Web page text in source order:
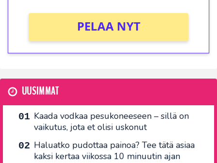
PELAA NYT
UUSIMMAT
Kaada vodkaa pesukoneeseen – sillä on
vaikutus, jota et olisi uskonut
Haluatko pudottaa painoa? Tee tätä asiaa
kaksi kertaa viikossa 10 minuutin ajan